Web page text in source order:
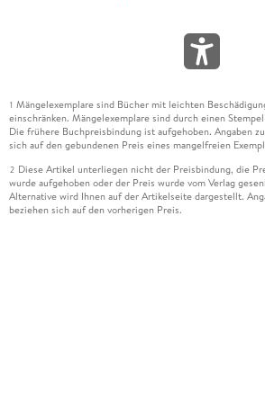
1 Mängelexemplare sind Bücher mit leichten
einschränken. Mängelexemplare sind durch einen
Die frühere Buchpreisbindung ist aufgehoben. Angaben
sich auf den gebundenen Preis eines mangelfreien
2 Diese Artikel unterliegen nicht der Preisbindung, die
wurde aufgehoben oder der Preis wurde vom Verlag
Alternative wird Ihnen auf der Artikelseite dargestellt.
beziehen sich auf den vorherigen Preis.